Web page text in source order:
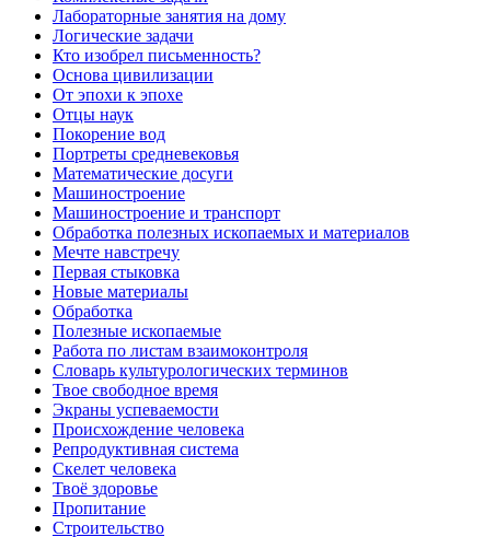
Лабораторные занятия на дому
Логические задачи
Кто изобрел письменность?
Основа цивилизации
От эпохи к эпохе
Отцы наук
Покорение вод
Портреты средневековья
Математические досуги
Машиностроение
Машиностроение и транспорт
Обработка полезных ископаемых и материалов
Мечте навстречу
Первая стыковка
Новые материалы
Обработка
Полезные ископаемые
Работа по листам взаимоконтроля
Словарь культурологических терминов
Твое свободное время
Экраны успеваемости
Происхождение человека
Репродуктивная система
Скелет человека
Твоё здоровье
Пропитание
Строительство